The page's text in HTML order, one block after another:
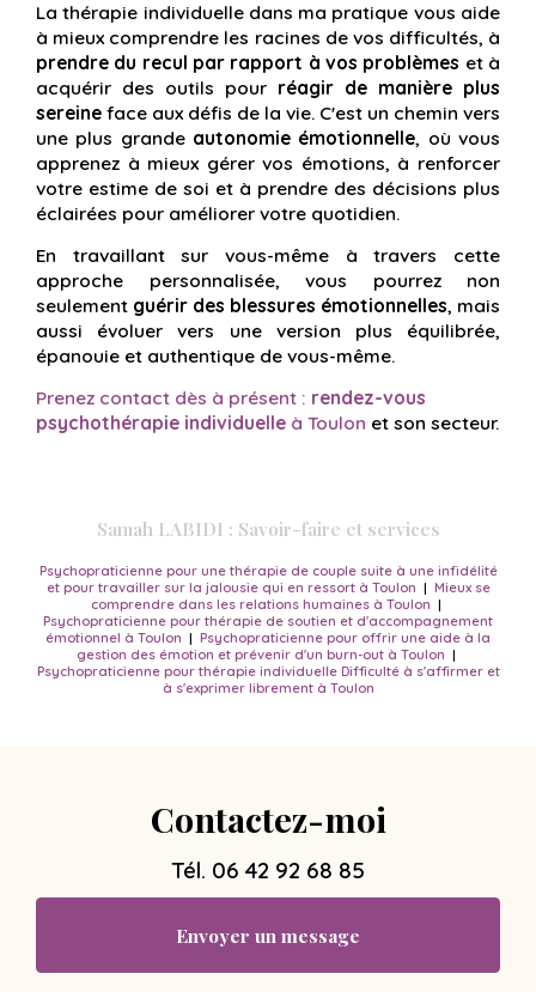
La thérapie individuelle dans ma pratique vous aide
à mieux comprendre les racines de vos difficultés, à
prendre du recul par rapport à vos problèmes et à
acquérir des outils pour réagir de manière plus
sereine face aux défis de la vie. C'est un chemin vers
une plus grande autonomie émotionnelle, où vous
apprenez à mieux gérer vos émotions, à renforcer
votre estime de soi et à prendre des décisions plus
éclairées pour améliorer votre quotidien.
En travaillant sur vous-même à travers cette
approche personnalisée, vous pourrez non
seulement guérir des blessures émotionnelles, mais
aussi évoluer vers une version plus équilibrée,
épanouie et authentique de vous-même.
Prenez contact dès à présent : rendez-vous
psychothérapie individuelle à Toulon et son secteur.
Samah LABIDI : Savoir-faire et services
Psychopraticienne pour une thérapie de couple suite à une infidélité
et pour travailler sur la jalousie qui en ressort à Toulon | Mieux se
comprendre dans les relations humaines à Toulon |
Psychopraticienne pour thérapie de soutien et d'accompagnement
émotionnel à Toulon | Psychopraticienne pour offrir une aide à la
gestion des émotion et prévenir d'un burn-out à Toulon |
Psychopraticienne pour thérapie individuelle Difficulté à s'affirmer et
à s'exprimer librement à Toulon
Contactez-moi
Tél. 06 42 92 68 85
Envoyer un message